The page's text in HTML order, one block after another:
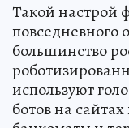
Такой настрой
повседневного
большинство
используют
ботов на